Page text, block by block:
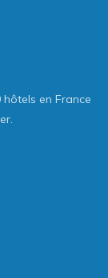
en France